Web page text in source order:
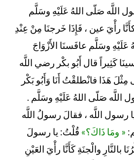
اللَّه صَلّى اللهُ عَلَيْهِ وسَلَّم
كأَنَّا رأْيَ عين ، فَإِذَا خَرجنَا مِنْ عِنْدِ
وسَلَّم عافَسنَا الأَزْوَاجَ
كَثِيراً قال أَبُو بكْر رضي اللَّه
مِثْلَ هَذَا فانْطلقْتُ أَنَا وَأَبُو بَكْر
اللَّه صَلّى اللهُ عَلَيْهِ وسَلَّم .
رسول اللَّه ، فقالَ رسولُ اللَّه
« ومَا ذَاكَ؟» قُلْتُ: يا رسولَ
بالنَّارِ والْجنَةِ كَأَنَّا رأْيَ العَيْنِ